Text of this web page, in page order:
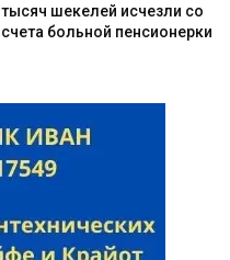
тысяч шекелей исчезли со
счета больной пенсионерки